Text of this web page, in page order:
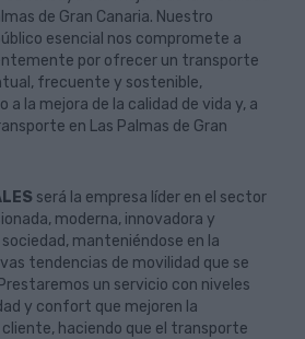
de Gran Canaria. Nuestro
esencial nos compromete a
por ofrecer un transporte
frecuente y sostenible,
a la mejora de la calidad de vida y, a
en Las Palmas de Gran
será la empresa líder en el sector
moderna, innovadora y
manteniéndose en la
tendencias de movilidad que se
un servicio con niveles
y confort que mejoren la
haciendo que el transporte